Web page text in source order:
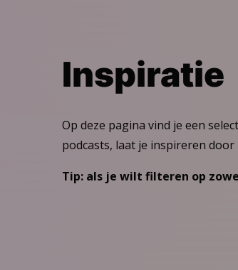
Inspiratie
Op deze pagina vind je een
podcasts, laat je inspireren
Tip: als je wilt filteren op